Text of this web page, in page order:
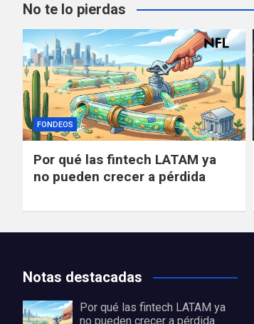
No te lo pierdas
FONDEOS
Por qué las fintech LATAM ya
no pueden crecer a pérdida
Notas destacadas
Por qué las fintech LATAM ya
no pueden crecer a pérdida